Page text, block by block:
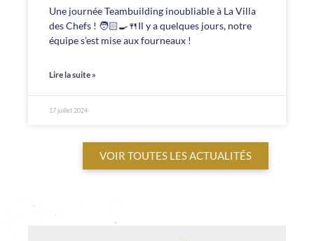
Une journée Teambuilding inoubliable à La Villa
des Chefs ! 🧑🏻‍🍳🍴Il y a quelques jours, notre
équipe s’est mise aux fourneaux !
Lire la suite »
17 juillet 2024
VOIR TOUTES LES ACTUALITÉS